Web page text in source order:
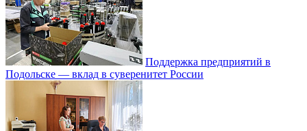
Поддержка предприятий в
Подольске — вклад в суверенитет России